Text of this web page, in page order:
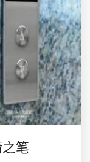
笔